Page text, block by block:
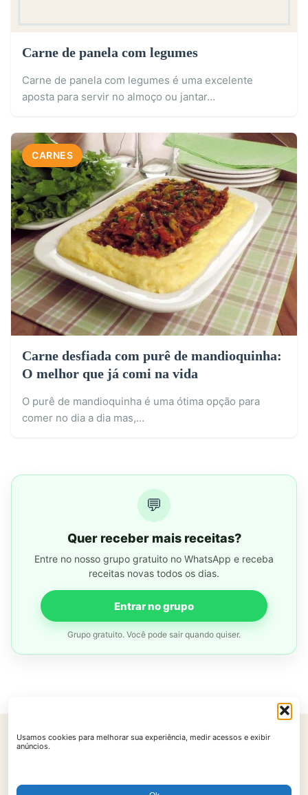
Usamos cookies para melhorar sua experiência, medir acessos e exibir
anúncios.
Carne de panela com legumes
Carne de panela com legumes é uma excelente
aposta para servir no almoço ou jantar…
CARNES
Carne desfiada com purê de mandioquinha:
O melhor que já comi na vida
O purê de mandioquinha é uma ótima opção para
comer no dia a dia mas,…
💬
Quer receber mais receitas?
Entre no nosso grupo gratuito no WhatsApp e receba
receitas novas todos os dias.
Entrar no grupo
Grupo gratuito. Você pode sair quando quiser.
Início Contato Política de Privacidade